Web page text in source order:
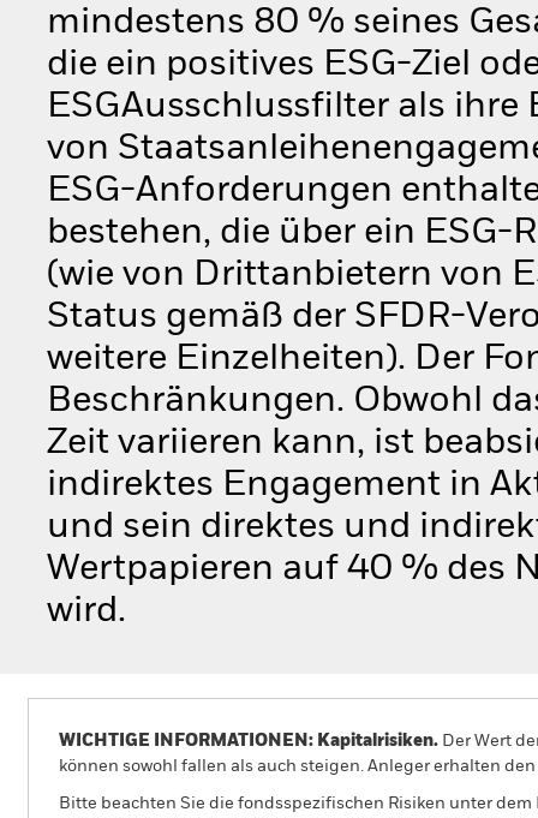
mindestens 80 % seines
die ein positives ESG-Ziel
ESGAusschlussfilter als ihre
von
ESG-Anforderungen
bestehen, die über ein
(wie von Drittanbietern von
Status gemäß der SFDR-
weitere Einzelheiten). Der
Beschränkungen. Obwohl
Zeit variieren kann, ist
indirektes Engagement in
und sein direktes und
Wertpapieren auf 40 % des
wird.
WICHTIGE INFORMATIONEN: Kapitalrisiken. Der Wert
können sowohl fallen als auch steigen. Anleger erhalten
Bitte beachten Sie die fondsspezifischen Risiken unter dem